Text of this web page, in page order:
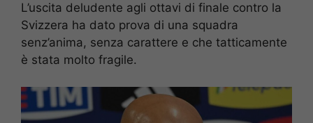
L’uscita deludente agli ottavi di finale contro la
Svizzera ha dato prova di una squadra
senz’anima, senza carattere e che tatticamente
è stata molto fragile.